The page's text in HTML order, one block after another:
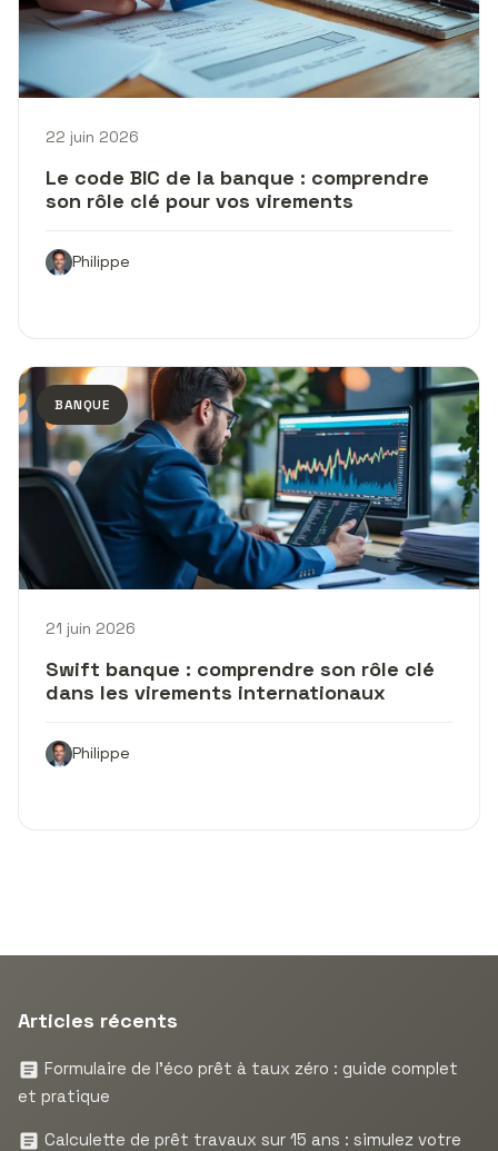
22 juin 2026
Le code BIC de la banque : comprendre
son rôle clé pour vos virements
Philippe
BANQUE
21 juin 2026
Swift banque : comprendre son rôle clé
dans les virements internationaux
Philippe
Articles récents
Formulaire de l’éco prêt à taux zéro : guide complet
et pratique
Calculette de prêt travaux sur 15 ans : simulez votre